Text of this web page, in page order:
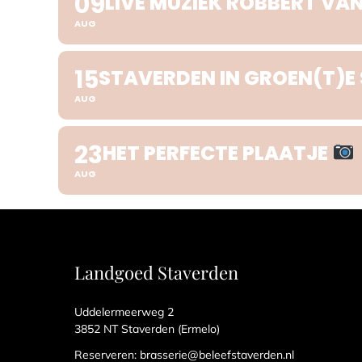
AUG
15
AUG
STAVERDEN IN GROEN(T)E
23
AUG
HET PERFECTE PLAATJE
Landgoed Staverden
Uddelermeerweg 2
3852 NT Staverden (Ermelo)
Reserveren: brasserie@beleefstaverden.nl